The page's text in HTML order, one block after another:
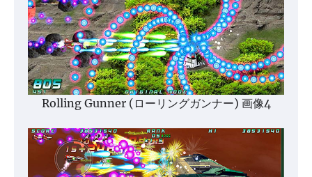
Rolling Gunner (ローリングガンナー) 画像4